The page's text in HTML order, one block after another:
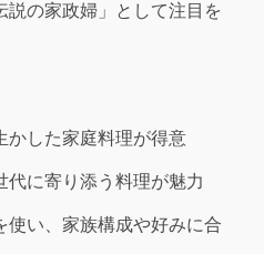
説の家政婦」として注目を
かした家庭料理が得意
代に寄り添う料理が魅力
使い、家族構成や好みに合